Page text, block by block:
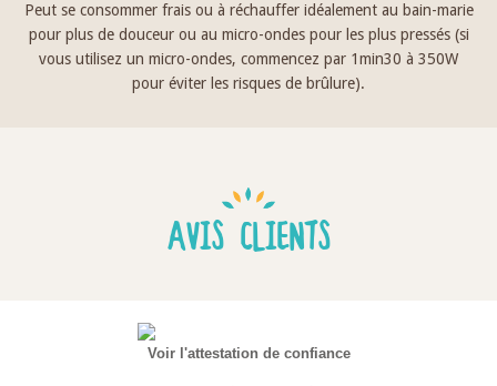
Peut se consommer frais ou à réchauffer idéalement au bain-marie
pour plus de douceur ou au micro-ondes pour les plus pressés (si
vous utilisez un micro-ondes, commencez par 1min30 à 350W
pour éviter les risques de brûlure).
AVIS CLIENTS
Voir l'attestation de confiance